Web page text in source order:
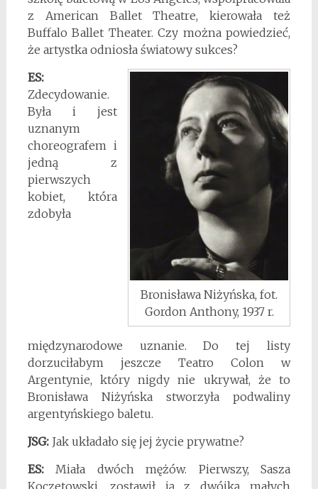
z American Ballet Theatre, kierowała też
Buffalo Ballet Theater. Czy można powiedzieć,
że artystka odniosła światowy sukces?
Bronisława Niżyńska, fot.
Gordon Anthony, 1937 r.
ES:
Zdecydowanie.
Była i jest
uznanym
choreografem i
jedną z
pierwszych
kobiet, która
zdobyła
międzynarodowe uznanie. Do tej listy
dorzuciłabym jeszcze Teatro Colon w
Argentynie, który nigdy nie ukrywał, że to
Bronisława Niżyńska stworzyła podwaliny
argentyńskiego baletu.
JSG:Jak układało się jej życie prywatne?
ES:Miała dwóch mężów. Pierwszy, Sasza
Koczetowski, zostawił ją z dwójką małych